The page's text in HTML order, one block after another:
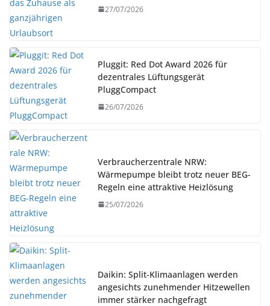
27/07/2026
Pluggit: Red Dot Award 2026 für
dezentrales Lüftungsgerät
PluggCompact
26/07/2026
Verbraucherzentrale NRW:
Wärmepumpe bleibt trotz neuer BEG-
Regeln eine attraktive Heizlösung
25/07/2026
Daikin: Split-Klimaanlagen werden
angesichts zunehmender Hitzewellen
immer stärker nachgefragt